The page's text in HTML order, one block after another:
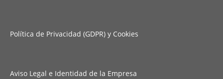
Política de Privacidad (GDPR) y Cookies
Aviso Legal e Identidad de la Empresa